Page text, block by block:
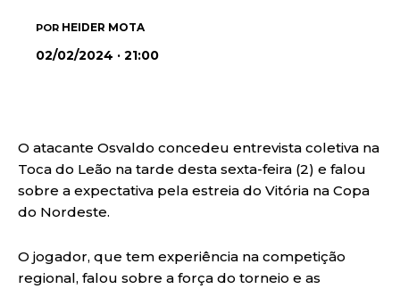
POR HEIDER MOTA
02/02/2024 · 21:00
O atacante Osvaldo concedeu entrevista coletiva na
Toca do Leão na tarde desta sexta-feira (2) e falou
sobre a expectativa pela estreia do Vitória na Copa
do Nordeste.
O jogador, que tem experiência na competição
regional, falou sobre a força do torneio e as